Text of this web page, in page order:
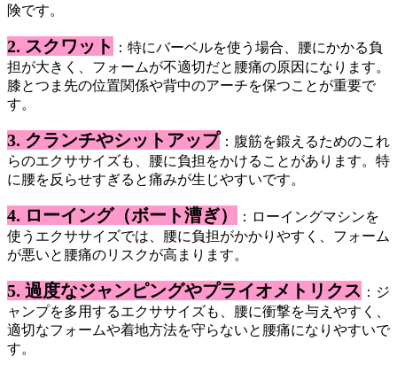
険です。
2. スクワット ：特にバーベルを使う場合、腰にかかる負
担が大きく、フォームが不適切だと腰痛の原因になります。
膝とつま先の位置関係や背中のアーチを保つことが重要で
す。
3. クランチやシットアップ ：腹筋を鍛えるためのこれ
らのエクササイズも、腰に負担をかけることがあります。特
に腰を反らせすぎると痛みが生じやすいです。
4. ローイング（ボート漕ぎ）
：ローイングマシンを
使うエクササイズでは、腰に負担がかかりやすく、フォーム
が悪いと腰痛のリスクが高まります。
5. 過度なジャンピングやプライオメトリクス ：ジ
ャンプを多用するエクササイズも、腰に衝撃を与えやすく、
適切なフォームや着地方法を守らないと腰痛になりやすいで
す。